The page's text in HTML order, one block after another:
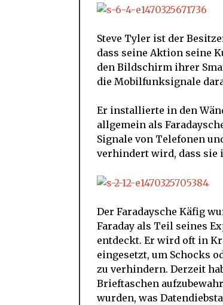
Steve Tyler ist der
dass seine Aktion seine
den Bildschirm ihrer
die Mobilfunksignale
Er installierte in den
allgemein als
Signale von Telefonen
verhindert wird, dass sie
Der Faradaysche Käfig
Faraday als Teil seines
entdeckt. Er wird oft in
eingesetzt, um Schocks
zu verhindern. Derzeit
Brieftaschen
wurden, was